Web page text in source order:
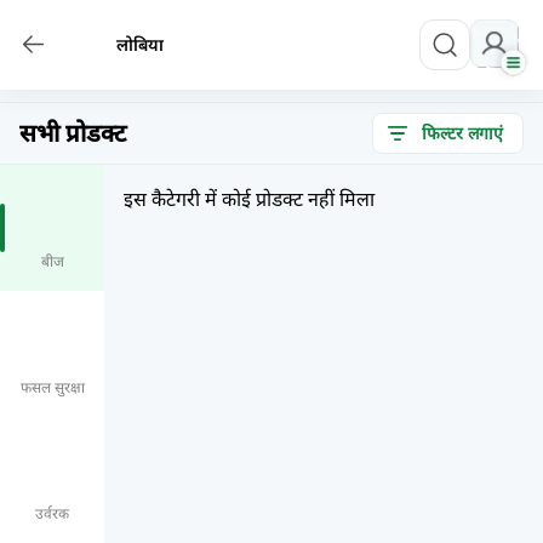
लोबिया
सभी प्रोडक्ट फिल्टर लगाएं
बीज
फसल सुरक्षा
उर्वरक
इस कैटेगरी में कोई प्रोडक्ट नहीं मिला